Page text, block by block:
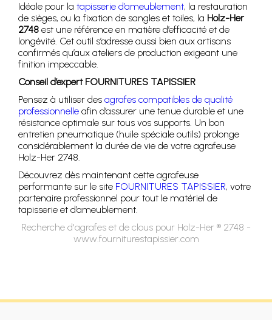
Idéale pour la tapisserie d’ameublement, la restauration
de sièges, ou la fixation de sangles et toiles, la Holz-Her
2748 est une référence en matière d’efficacité et de
longévité. Cet outil s’adresse aussi bien aux artisans
confirmés qu’aux ateliers de production exigeant une
finition impeccable.
Conseil d’expert FOURNITURES TAPISSIER
Pensez à utiliser des agrafes compatibles de qualité
professionnelle afin d’assurer une tenue durable et une
résistance optimale sur tous vos supports. Un bon
entretien pneumatique (huile spéciale outils) prolonge
considérablement la durée de vie de votre agrafeuse
Holz-Her 2748.
Découvrez dès maintenant cette agrafeuse
performante sur le site FOURNITURES TAPISSIER, votre
partenaire professionnel pour tout le matériel de
tapisserie et d’ameublement.
Recherche d'agrafes et de clous pour Holz-Her ® 2748 -
www.fourniturestapissier.com